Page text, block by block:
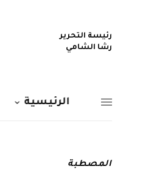
رئيسة التحرير
رشا الشامي
الرئيسية
المصطبة